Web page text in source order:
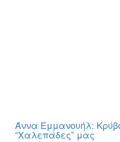
Άννα Εμμανουήλ:
“Χαλεπάδες” μας